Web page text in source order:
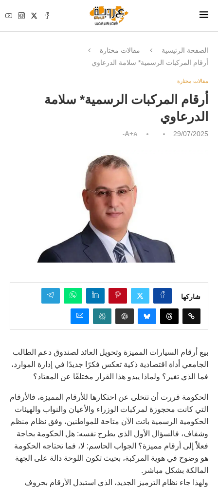
الصفحة الرئيسية
مقالات مختارة
أرقام المركبات الرسمية* سلامة الدرعاوي
مقالات مختارة
أرقام المركبات الرسمية* سلامة
الدرعاوي
29/07/2025
A+A-
شاركها
بيع أرقام السيارات المميزة وتحويل العائد لصندوق دعم الطالب
الجامعي أداة اقتصادية ذكية تعكس فكرًا جديدًا في إدارة الموارد،
فما الذي تغير؟ ولماذا يبدو هذا القرار مختلفًا عن المعتاد؟
الحكومة قررت أن تتخلى عن احتكارها للأرقام المميزة، فالأرقام
التي كانت محجوزة لمركبات الوزراء والأعيان والنواب والهيئات
الحكومية الرسمية باتت الآن متاحة للمواطنين، وفق نظام منظم
وشفاف، فالسؤال الأول الذي يطرح نفسه: هل الحكومة بحاجة
فعلاً إلى أرقام مميزة؟ الجواب الحاسم: لا، فما تحتاجه الحكومة
هو وضوح في هوية المركبة، بحيث تكون اللوحة دالة على الجهة
المالكة بشكل مباشر.
ولهذا جاء نظام الترميز الجديد، الذي استبدل الأرقام بحروف